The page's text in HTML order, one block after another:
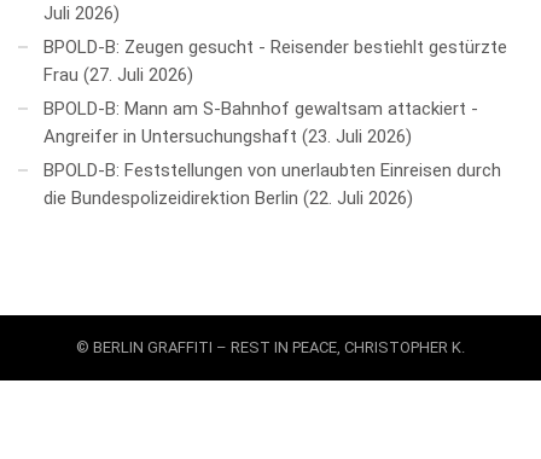
Juli 2026
BPOLD-B: Zeugen gesucht - Reisender bestiehlt gestürzte
Frau
27. Juli 2026
BPOLD-B: Mann am S-Bahnhof gewaltsam attackiert -
Angreifer in Untersuchungshaft
23. Juli 2026
BPOLD-B: Feststellungen von unerlaubten Einreisen durch
die Bundespolizeidirektion Berlin
22. Juli 2026
© BERLIN GRAFFITI – REST IN PEACE, CHRISTOPHER K.